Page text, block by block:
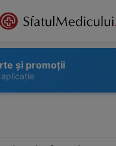
și promoții